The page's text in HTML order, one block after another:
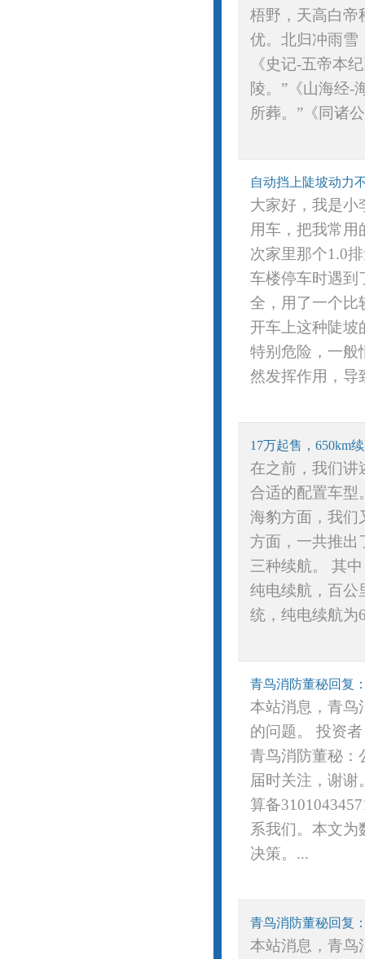
梧野，天高白帝
优。北归冲雨雪
《史记-五帝本
陵。”《山海经-
所葬。”《同诸
自动挡上陡坡动力
大家好，我是小
用车，把我常
次家里那个1.0
车楼停车时遇到
全，用了一个比
开车上这种陡坡
特别危险，一般
然发挥作用，导
17万起售，650km
在之前，我们讲
合适的配置车型
海豹方面，我们
方面，一共推出
三种续航。 其
纯电续航，百公
统，纯电续航为
本站消息，青鸟
的问题。 投资
青鸟消防董秘：
届时关注，谢
算备
系我们。本文
决策。...
本站消息，青鸟